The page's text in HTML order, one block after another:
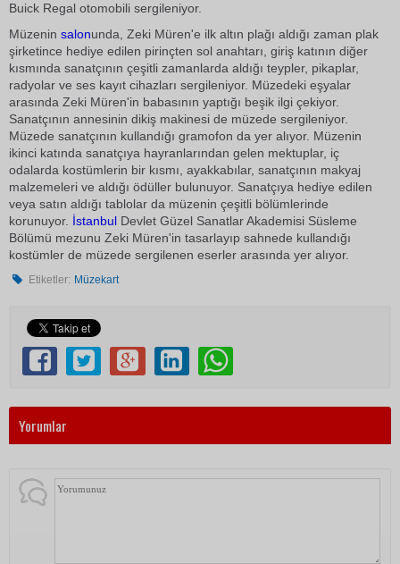
Buick Regal otomobili sergileniyor.
Müzenin salonunda, Zeki Müren'e ilk altın plağı aldığı zaman plak
şirketince hediye edilen pirinçten sol anahtarı, giriş katının diğer
kısmında sanatçının çeşitli zamanlarda aldığı teypler, pikaplar,
radyolar ve ses kayıt cihazları sergileniyor. Müzedeki eşyalar
arasında Zeki Müren'in babasının yaptığı beşik ilgi çekiyor.
Sanatçının annesinin dikiş makinesi de müzede sergileniyor.
Müzede sanatçının kullandığı gramofon da yer alıyor. Müzenin
ikinci katında sanatçıya hayranlarından gelen mektuplar, iç
odalarda kostümlerin bir kısmı, ayakkabılar, sanatçının makyaj
malzemeleri ve aldığı ödüller bulunuyor. Sanatçıya hediye edilen
veya satın aldığı tablolar da müzenin çeşitli bölümlerinde
korunuyor. İstanbul Devlet Güzel Sanatlar Akademisi Süsleme
Bölümü mezunu Zeki Müren'in tasarlayıp sahnede kullandığı
kostümler de müzede sergilenen eserler arasında yer alıyor.
Etiketler: Müzekart
Yorumlar